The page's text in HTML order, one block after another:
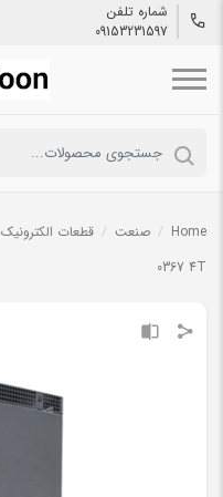
شماره تلفن
09153231597
Home
/ صنعت / قطعات الکترونیک
0367 4T